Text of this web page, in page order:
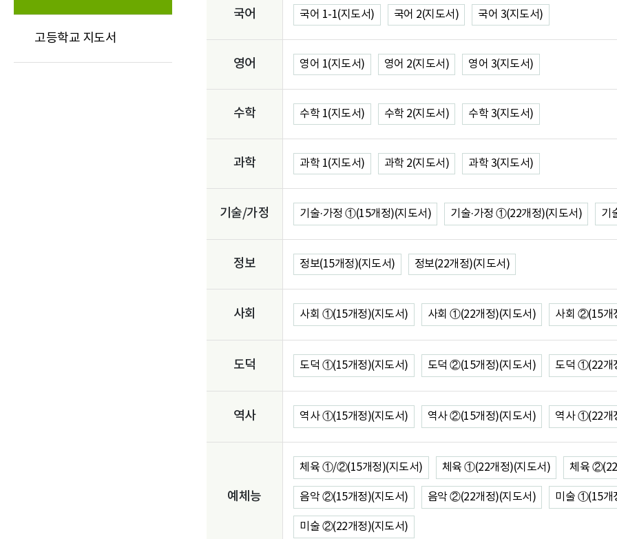
고등학교 지도서
국어 국어 1-1(지도서) 국어 2(지도서) 국어 3(지도서)
영어 영어 1(지도서) 영어 2(지도서) 영어 3(지도서)
수학 수학 1(지도서) 수학 2(지도서) 수학 3(지도서)
과학 과학 1(지도서) 과학 2(지도서) 과학 3(지도서)
기술/가정 기술·가정 ①(15개정)(지도서) 기술·가정 ①(22개정)(지도서) 기
정보 정보(15개정)(지도서) 정보(22개정)(지도서)
사회 사회 ①(15개정)(지도서) 사회 ①(22개정)(지도서) 사회 ②(15개
도덕 도덕 ①(15개정)(지도서) 도덕 ②(15개정)(지도서) 도덕 ①(22개
역사 역사 ①(15개정)(지도서) 역사 ②(15개정)(지도서) 역사 ①(22개
예체능
체육 ①/②(15개정)(지도서) 체육 ①(22개정)(지도서) 체육
음악 ②(15개정)(지도서) 음악 ②(22개정)(지도서) 미술 ①(15개
미술 ②(22개정)(지도서)